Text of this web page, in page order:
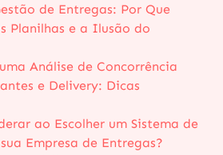
de Entregas: Por Que
Planilhas e a Ilusão do
Análise de Concorrência
e Delivery: Dicas
ao Escolher um Sistema de
Empresa de Entregas?